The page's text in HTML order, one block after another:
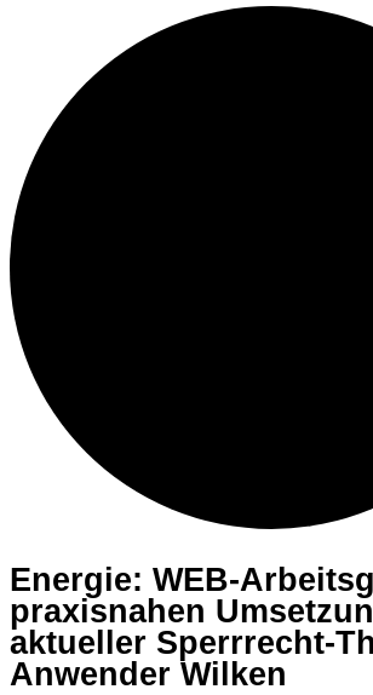
Energie: WEB-
praxisnahen
aktueller Sperrrecht-
Anwender Wilken